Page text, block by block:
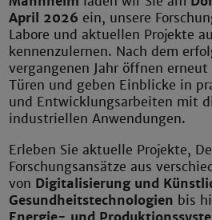
April 2026 ein, unsere
Labore und aktuellen Projekte
kennenzulernen. Nach dem
vergangenen Jahr öffnen erneut
Türen und geben Einblicke in
und Entwicklungsarbeiten mit
industriellen Anwendungen.
Erleben Sie aktuelle Projekte,
Forschungsansätze aus
von Digitalisierung und
Gesundheitstechnologien bis